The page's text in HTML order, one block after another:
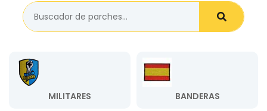
MILITARES BANDERAS